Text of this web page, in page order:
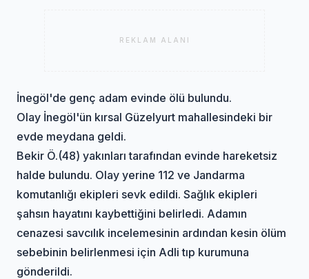
REKLAM ALANI
İnegöl'de genç adam evinde ölü bulundu.
Olay İnegöl'ün kırsal Güzelyurt mahallesindeki bir
evde meydana geldi.
Bekir Ö.(48) yakınları tarafından evinde hareketsiz
halde bulundu. Olay yerine 112 ve Jandarma
komutanlığı ekipleri sevk edildi. Sağlık ekipleri
şahsın hayatını kaybettiğini belirledi. Adamın
cenazesi savcılık incelemesinin ardından kesin ölüm
sebebinin belirlenmesi için Adli tıp kurumuna
gönderildi.